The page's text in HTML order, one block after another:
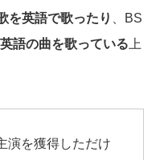
を英語で歌ったり
、BS
語の曲を歌っている 上
演を獲得しただけ